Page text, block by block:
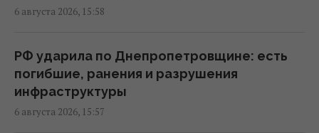
02:52 пятница, 07 августа 2026
Корецкий объявил об увеличении
заработной платы педагогов с 1 сентября
22:53 четверг, 06 августа 2026
6 августа 2026, 15:58
РФ ударила по Днепропетровщине: есть
погибшие, ранения и разрушения
инфраструктуры
6 августа 2026, 15:57